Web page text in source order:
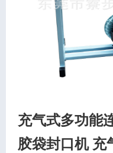
充气式多功能
胶袋封口机 充